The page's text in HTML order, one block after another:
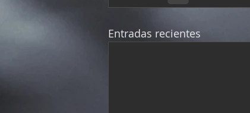
Entradas recientes